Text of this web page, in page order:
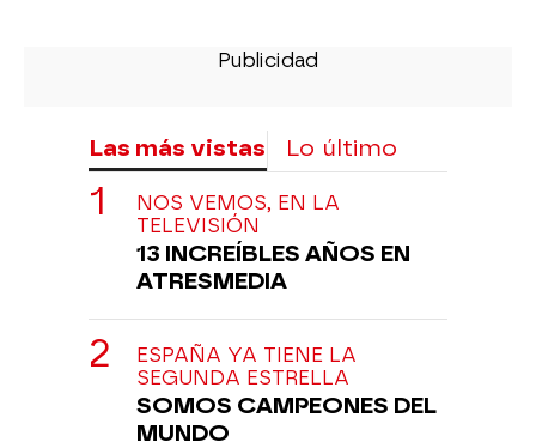
Las más vistas Lo último
NOS VEMOS, EN LA
TELEVISIÓN
13 INCREÍBLES AÑOS EN
ATRESMEDIA
ESPAÑA YA TIENE LA
SEGUNDA ESTRELLA
SOMOS CAMPEONES DEL
MUNDO